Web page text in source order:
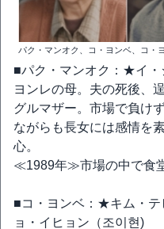
パク・マンオク、コ・ヨンベ、コ・
■パク・マンオク：★イ・
ヨンレの母。夫の死後、
グルマザー。市場で負け
ながらも長女には感情を
心。
≪1989年≫市場の中で食
■コ・ヨンベ：★キム・
ョ・イヒョン（조이현)